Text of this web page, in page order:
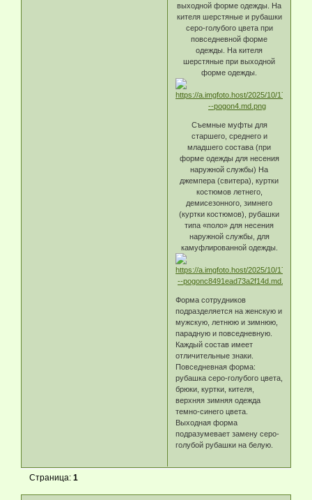
выходной форме одежды. На
кителя шерстяные и рубашки
серо-голубого цвета при
повседневной форме
одежды. На кителя
шерстяные при выходной
форме одежды.
Съемные муфты для
старшего, среднего и
младшего состава (при
форме одежды для несения
наружной службы) На
джемпера (свитера), куртки
костюмов летнего,
демисезонного, зимнего
(куртки костюмов), рубашки
типа «поло» для несения
наружной службы, для
камуфлированной одежды.
Форма сотрудников
подразделяется на женскую и
мужскую, летнюю и зимнюю,
парадную и повседневную.
Каждый состав имеет
отличительные знаки.
Повседневная форма:
рубашка серо-голубого цвета,
брюки, куртки, кителя,
верхняя зимняя одежда
темно-синего цвета.
Выходная форма
подразумевает замену серо-
голубой рубашки на белую.
Страница:1